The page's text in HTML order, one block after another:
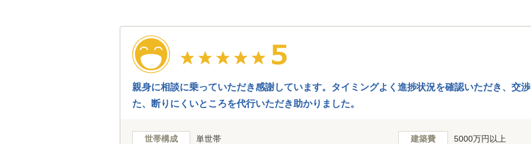
親身に相談に乗っていただき感謝しています。タイミングよく進捗状況を確認いただき、交
た、断りにくいところを代行いただき助かりました。
世帯構成 単世帯 建築費 5000万円以上